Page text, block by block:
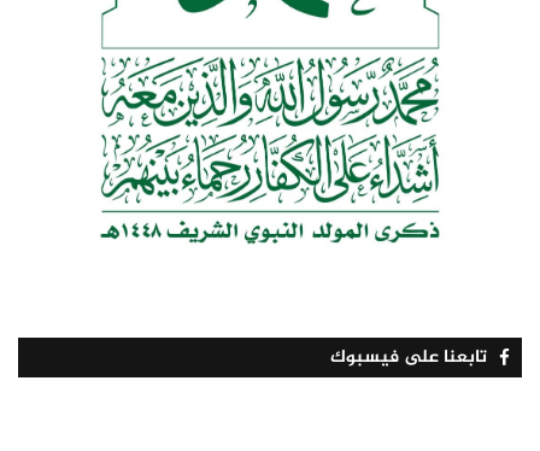
تابعنا على فيسبوك